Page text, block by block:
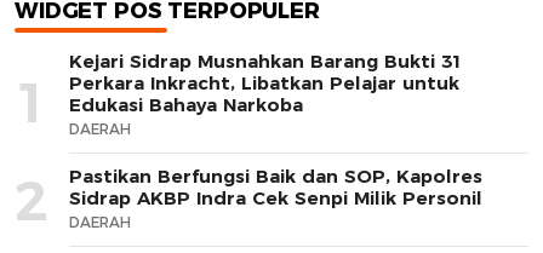
WIDGET POS TERPOPULER
1
Kejari Sidrap Musnahkan Barang Bukti 31
Perkara Inkracht, Libatkan Pelajar untuk
Edukasi Bahaya Narkoba
DAERAH
2
Pastikan Berfungsi Baik dan SOP, Kapolres
Sidrap AKBP Indra Cek Senpi Milik Personil
DAERAH